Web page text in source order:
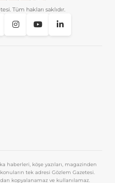
Tüm hakları saklıdır.
haberleri, köşe yazıları, magazinden
tek adresi Gözlem Gazetesi.
kopyalanamaz ve kullanılamaz.